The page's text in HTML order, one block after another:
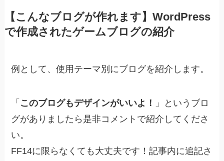
【こんなブログが作れます】WordPress
で作成されたゲームブログの紹介
例として、使用テーマ別にブログを紹介します。
「 このブログもデザインがいいよ！
」というブロ
グがありましたら是非コメントで紹介してくださ
い。
FF14に限らなくても大丈夫です！記事内に追記さ